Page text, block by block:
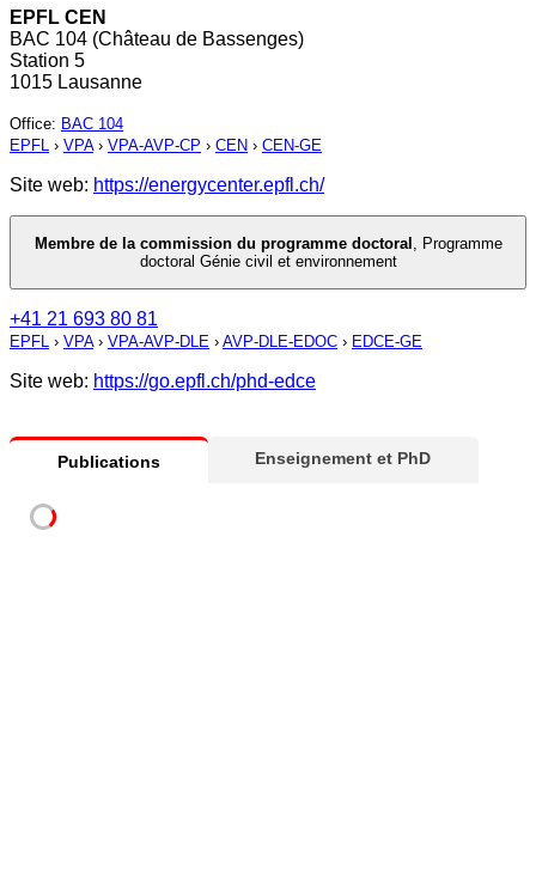
EPFL CEN
BAC 104 (Château de Bassenges)
Station 5
1015 Lausanne
Office: BAC 104
EPFL › VPA› VPA-AVP-CP › CEN › CEN-GE
Site web: https://energycenter.epfl.ch/
Membre de la commission du programme doctoral , Programme
doctoral Génie civil et environnement
+41 21 693 80 81
EPFL › VPA› VPA-AVP-DLE › AVP-DLE-EDOC › EDCE-GE
Site web: https://go.epfl.ch/phd-edce
Publications Enseignement et PhD